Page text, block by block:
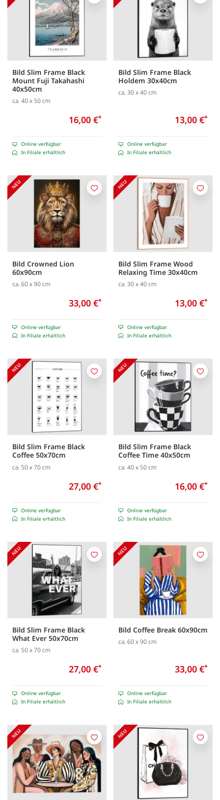
Bild Slim Frame Black
Mount Fuji Takahashi
40x50cm
ca. 40 x 50 cm
16,00 €*
Online verfügbar
In Filiale erhältlich
Bild Slim Frame Black
Holdem 30x40cm
ca. 30 x 40 cm
13,00 €*
Online verfügbar
In Filiale erhältlich
Bild Crowned Lion
60x90cm
ca. 60 x 90 cm
33,00 €*
Online verfügbar
In Filiale erhältlich
Merken
Bild Slim Frame Wood
Relaxing Time 30x40cm
ca. 30 x 40 cm
13,00 €*
Online verfügbar
In Filiale erhältlich
Bild Slim Frame Black
Coffee 50x70cm
ca. 50 x 70 cm
27,00 €*
Online verfügbar
In Filiale erhältlich
Merken
Bild Slim Frame Black
Coffee Time 40x50cm
ca. 40 x 50 cm
16,00 €*
Online verfügbar
In Filiale erhältlich
Bild Slim Frame Black
What Ever 50x70cm
ca. 50 x 70 cm
27,00 €*
Online verfügbar
In Filiale erhältlich
Merken
Bild Coffee Break 60x90cm
ca. 60 x 90 cm
33,00 €*
Online verfügbar
In Filiale erhältlich
Merken